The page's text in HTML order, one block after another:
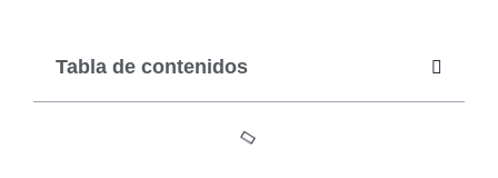
Tabla de contenidos